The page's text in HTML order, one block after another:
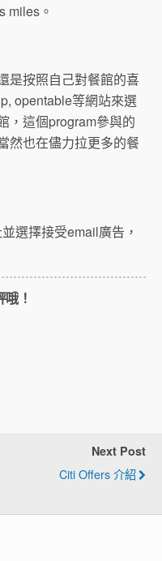
miles。
是按照自己對餐館的喜
opentable等網站來選
，這個program參與的
然也在儘力拉更多的餐
選擇接受email廣告，
！
Next Post
Citi Offers 介紹